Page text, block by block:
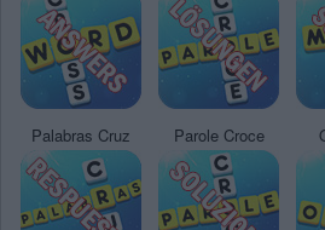
Palabras Cruz Parole Croce